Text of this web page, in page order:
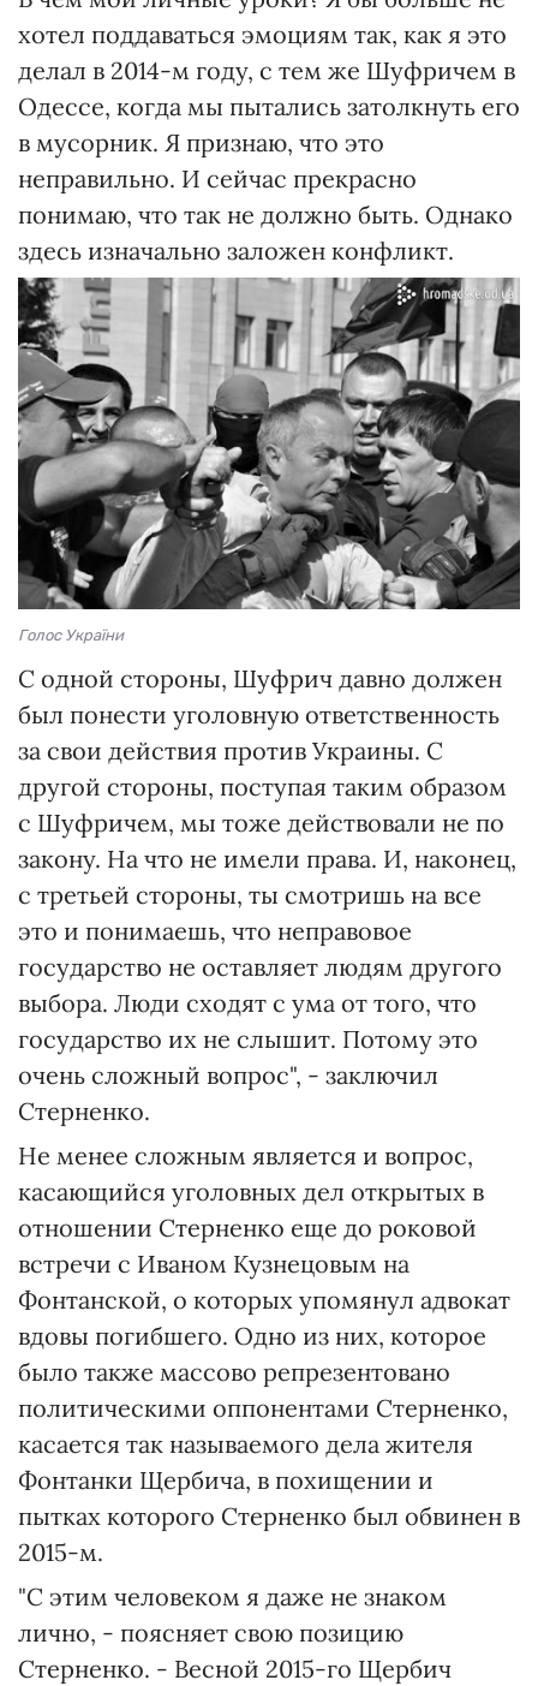
хотел поддаваться эмоциям так, как я это
делал в 2014-м году, с тем же Шуфричем в
Одессе, когда мы пытались затолкнуть его
в мусорник. Я признаю, что это
неправильно. И сейчас прекрасно
понимаю, что так не должно быть. Однако
здесь изначально заложен конфликт.
Голос України
С одной стороны, Шуфрич давно должен
был понести уголовную ответственность
за свои действия против Украины. С
другой стороны, поступая таким образом
с Шуфричем, мы тоже действовали не по
закону. На что не имели права. И, наконец,
с третьей стороны, ты смотришь на все
это и понимаешь, что неправовое
государство не оставляет людям другого
выбора. Люди сходят с ума от того, что
государство их не слышит. Потому это
очень сложный вопрос", - заключил
Стерненко.
Не менее сложным является и вопрос,
касающийся уголовных дел открытых в
отношении Стерненко еще до роковой
встречи с Иваном Кузнецовым на
Фонтанской, о которых упомянул адвокат
вдовы погибшего. Одно из них, которое
было также массово репрезентовано
политическими оппонентами Стерненко,
касается так называемого дела жителя
Фонтанки Щербича, в похищении и
пытках которого Стерненко был обвинен в
2015-м.
"С этим человеком я даже не знаком
лично, - поясняет свою позицию
Стерненко. - Весной 2015-го Щербич